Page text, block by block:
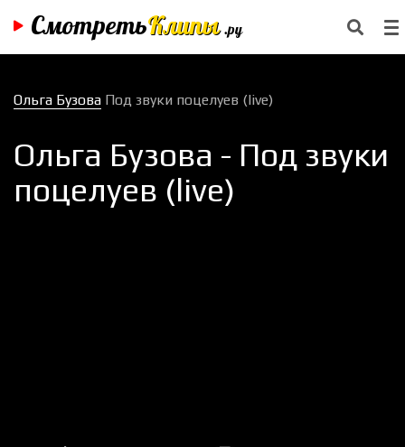
СмотретьКлипы .ру
Ольга Бузова Под звуки поцелуев (live)
Ольга Бузова - Под звуки
поцелуев (live)